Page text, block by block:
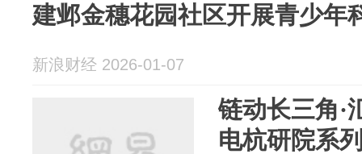
建邺金穗花园社区开展青少年
新浪财经 2026-01-07
链动长三角·
电杭研院系